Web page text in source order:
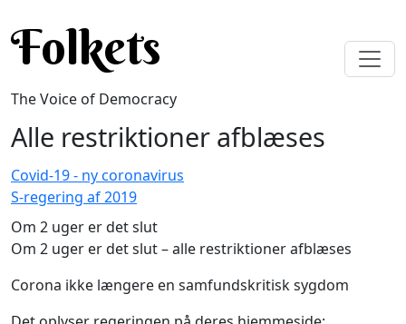
Folkets
The Voice of Democracy
Alle restriktioner afblæses
Covid-19 - ny coronavirus
S-regering af 2019
Om 2 uger er det slut
Om 2 uger er det slut – alle restriktioner afblæses
Corona ikke længere en samfundskritisk sygdom